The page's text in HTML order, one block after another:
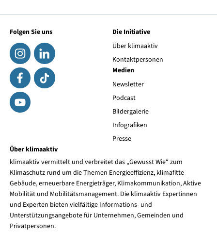
Folgen Sie uns
Die Initiative
Über klimaaktiv
Kontaktpersonen
Medien
Newsletter
Podcast
Bildergalerie
Infografiken
Presse
Über klimaaktiv
klimaaktiv vermittelt und verbreitet das „Gewusst Wie“ zum
Klimaschutz rund um die Themen Energieeffizienz, klimafitte
Gebäude, erneuerbare Energieträger, Klimakommunikation, Aktive
Mobilität und Mobilitätsmanagement. Die klimaaktiv Expertinnen
und Experten bieten vielfältige Informations- und
Unterstützungsangebote für Unternehmen, Gemeinden und
Privatpersonen.